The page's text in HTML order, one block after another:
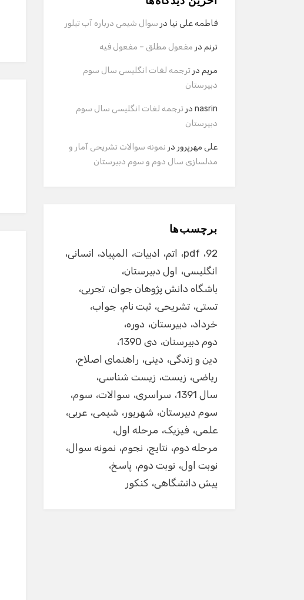
فاطمه علی نیا در سوال شیمی درباره آب تبلور
ترنم در مفعول مطلق – مفعول فیه
مریم در ترجمه لغات انگلیسی سال سوم
دبیرستان
nasrin در ترجمه لغات انگلیسی سال سوم
دبیرستان
علی مهرپرور در نمونه سوالات تشریحی آمار و
مدلسازی سال دوم و سوم دبیرستان
برچسب‌ها
92
pdf اتم ادبیات المپیاد
انسانی
انگلیسی
اول دبیرستان
باشگاه دانش پژوهان جوان تجربی
تستی تشریحی ثبت نام جواب
خرداد دبیرستان دوره
دوم دبیرستان دی 1390
دین و زندگی دینی راهنمای اصلاح
ریاضی زیست زیست شناسی
سال 1391
سراسری سوالات سوم
سوم دبیرستان شهریور شیمی عربی
علمی فیزیک مرحله اول
مرحله دوم نتایج نجوم نمونه سوال
نوبت اول نوبت دوم پاسخ
پیش دانشگاهی کنکور